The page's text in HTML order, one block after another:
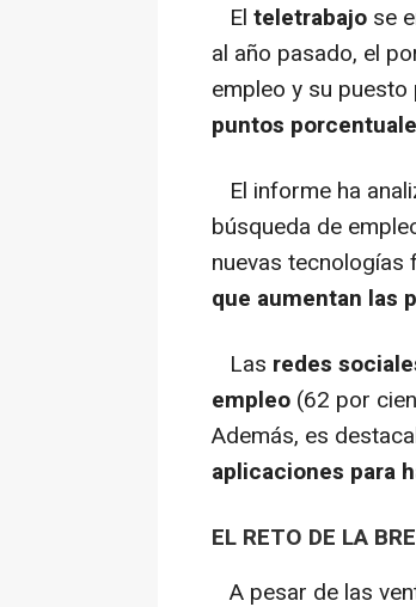
El teletrabajo se
al año pasado, el
empleo y su
puntos
El informe ha
búsqueda de
nuevas tecnologías
que aumentan las
Las redes
empleo (62 por
Además, es
aplicaciones para
EL RETO DE LA
A pesar de las